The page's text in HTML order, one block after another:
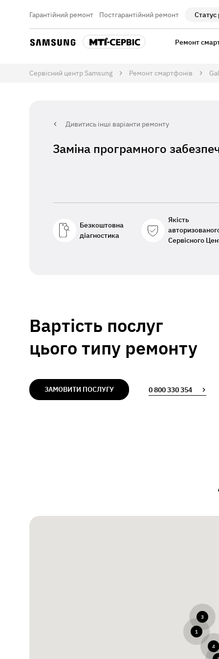
Гарантійний ремонт Постгарантійний ремонт Статус
Ремонт
Сервісний центр Samsung Ремонт смартфонів
Дивитись інші варіанти ремонту
Заміна програмного
Безкоштовна
діагностика
Якість
Сервісного
Вартість послуг
цього типу ремонту
ЗАМОВИТИ ПОСЛУГУ 0 800 330 354
1
3
4